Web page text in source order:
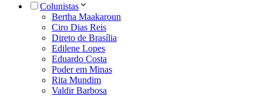
Colunistas
Bertha Maakaroun
Ciro Dias Reis
Direto de Brasília
Edilene Lopes
Eduardo Costa
Poder em Minas
Rita Mundim
Valdir Barbosa